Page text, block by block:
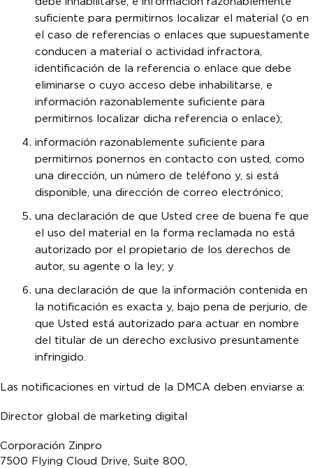
suficiente para permitirnos localizar el material (o en
el caso de referencias o enlaces que supuestamente
conducen a material o actividad infractora,
identificación de la referencia o enlace que debe
eliminarse o cuyo acceso debe inhabilitarse, e
información razonablemente suficiente para
permitirnos localizar dicha referencia o enlace);
información razonablemente suficiente para
permitirnos ponernos en contacto con usted, como
una dirección, un número de teléfono y, si está
disponible, una dirección de correo electrónico;
una declaración de que Usted cree de buena fe que
el uso del material en la forma reclamada no está
autorizado por el propietario de los derechos de
autor, su agente o la ley; y
una declaración de que la información contenida en
la notificación es exacta y, bajo pena de perjurio, de
que Usted está autorizado para actuar en nombre
del titular de un derecho exclusivo presuntamente
infringido.
Las notificaciones en virtud de la DMCA deben enviarse a:
Director global de marketing digital
Corporación Zinpro
7500 Flying Cloud Drive, Suite 800,